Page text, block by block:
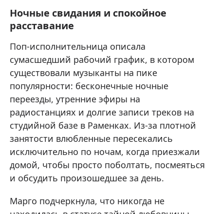
Ночные свидания и спокойное
расставание
Поп-исполнительница описала
сумасшедший рабочий график, в котором
существовали музыканты на пике
популярности: бесконечные ночные
переезды, утренние эфиры на
радиостанциях и долгие записи треков на
студийной базе в Раменках. Из-за плотной
занятости влюбленные пересекались
исключительно по ночам, когда приезжали
домой, чтобы просто поболтать, посмеяться
и обсудить произошедшее за день.
Марго подчеркнула, что никогда не